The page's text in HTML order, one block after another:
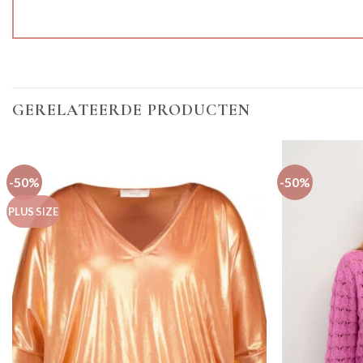
GERELATEERDE PRODUCTEN
-50%
PLUS SIZE
-50%